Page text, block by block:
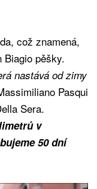
což znamená,
Biagio pěšky.
nastává od zimy
Pasqui
Sera.
v
50 dní